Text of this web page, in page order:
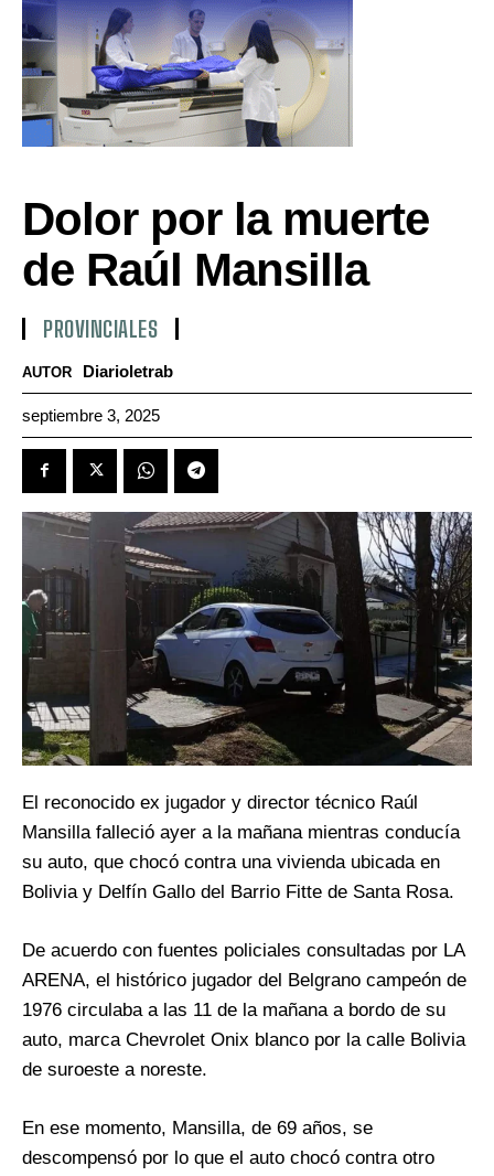
Dolor por la muerte
de Raúl Mansilla
PROVINCIALES
AUTOR Diarioletrab
septiembre 3, 2025
El reconocido ex jugador y director técnico Raúl
Mansilla falleció ayer a la mañana mientras conducía
su auto, que chocó contra una vivienda ubicada en
Bolivia y Delfín Gallo del Barrio Fitte de Santa Rosa.
De acuerdo con fuentes policiales consultadas por LA
ARENA, el histórico jugador del Belgrano campeón de
1976 circulaba a las 11 de la mañana a bordo de su
auto, marca Chevrolet Onix blanco por la calle Bolivia
de suroeste a noreste.
En ese momento, Mansilla, de 69 años, se
descompensó por lo que el auto chocó contra otro